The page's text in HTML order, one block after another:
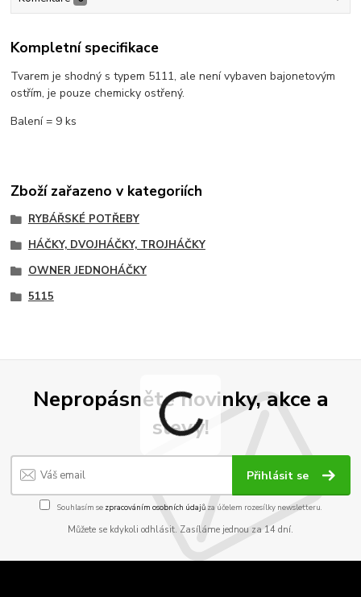
Kompletní specifikace
Tvarem je shodný s typem 5111, ale není vybaven bajonetovým
ostřím, je pouze chemicky ostřený.
Balení = 9 ks
Zboží zařazeno v kategoriích
RYBÁŘSKÉ POTŘEBY
HÁČKY, DVOJHÁČKY, TROJHÁČKY
OWNER JEDNOHÁČKY
5115
Nepropásněte novinky, akce a
slevy!
Přihlásit se
Souhlasím se zpracováním osobních údajůza účelem rozesílky newsletteru.
Můžete se kdykoli odhlásit. Zasíláme jednou za 14 dní.